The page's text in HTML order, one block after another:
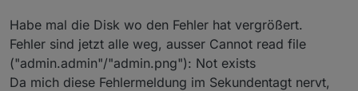
[Sat Sep 14 15:59:25 2024] EXT4-fs
[Sat Sep 14 15:59:25 2024] EXT4-fs
[Sat Sep 14 15:59:26 2024] EXT4-fs
Habe mal die Disk wo den Fehler hat vergrößert.
Fehler sind jetzt alle weg, ausser Cannot read file
("admin.admin"/"admin.png"): Not exists
Da mich diese Fehlermeldung im Sekundentagt nervt,